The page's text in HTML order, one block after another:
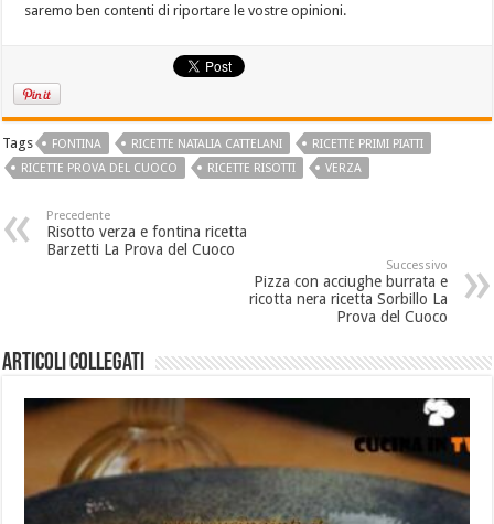
saremo ben contenti di riportare le vostre opinioni.
Tags FONTINA RICETTE NATALIA CATTELANI
RICETTE PRIMI PIATTI
RICETTE PROVA DEL CUOCO
RICETTE RISOTTI VERZA
Precedente
Risotto verza e fontina ricetta
Barzetti La Prova del Cuoco
Successivo
Pizza con acciughe burrata e
ricotta nera ricetta Sorbillo La
Prova del Cuoco
Articoli collegati